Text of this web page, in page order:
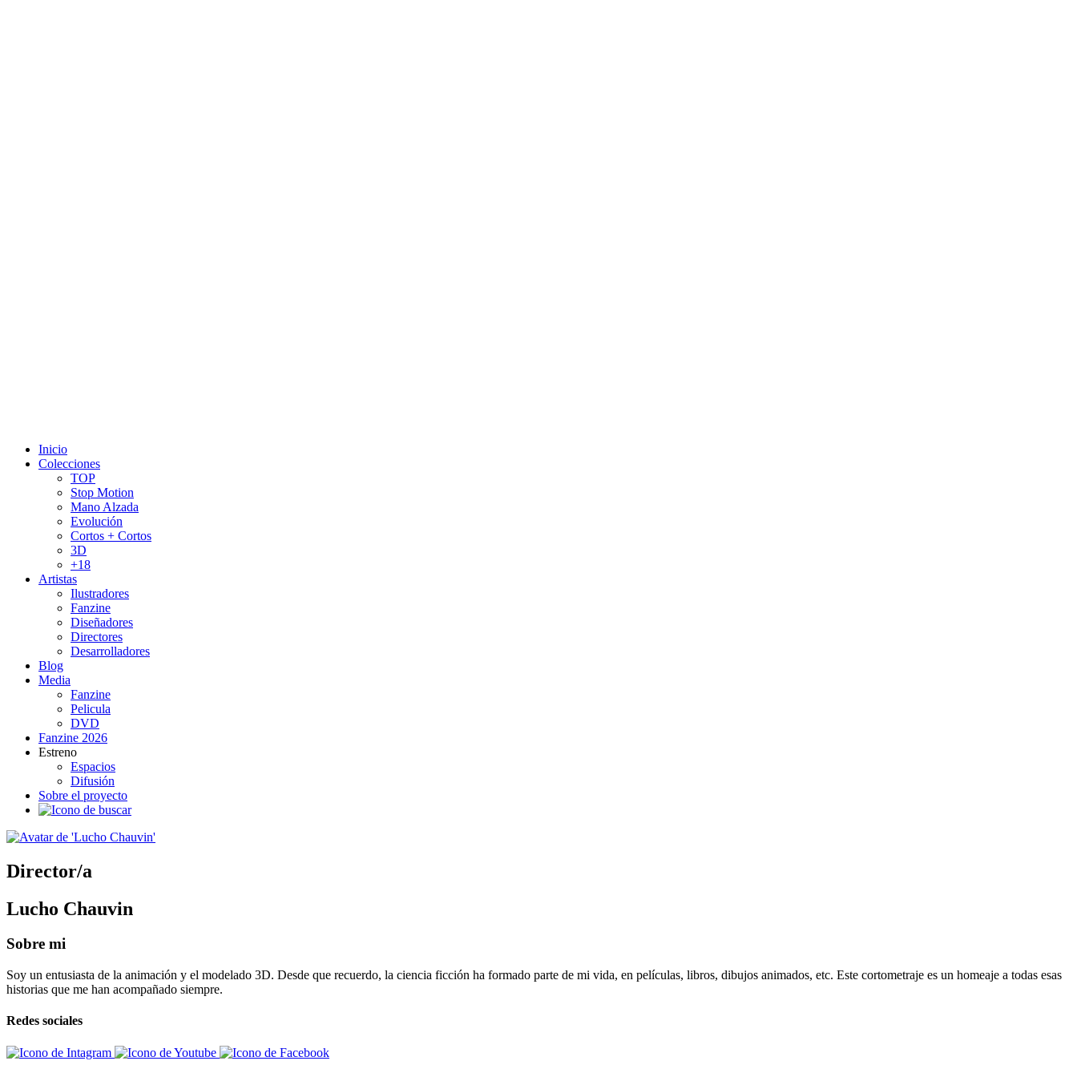
Inicio
Colecciones
TOP
Stop Motion
Mano Alzada
Evolución
Cortos + Cortos
3D
+18
Artistas
Ilustradores
Fanzine
Diseñadores
Directores
Desarrolladores
Blog
Media
Fanzine
Pelicula
DVD
Fanzine 2026
Estreno
Espacios
Difusión
Sobre el proyecto
Director/a
Lucho Chauvin
Sobre mi
Soy un entusiasta de la animación y el modelado 3D. Desde que recuerdo, la ciencia ficción ha formado parte de mi vida, en películas, libros, dibujos animados, etc. Este cortometraje es un homeaje a todas esas
historias que me han acompañado siempre.
Redes sociales